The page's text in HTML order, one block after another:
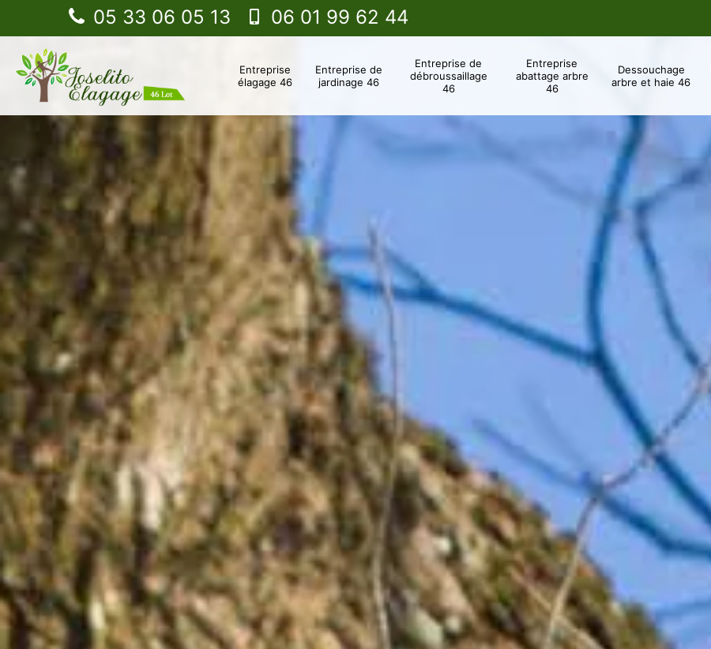
05 33 06 05 13 06 01 99 62 44
Entreprise
élagage 46
Entreprise de
jardinage 46
Entreprise de
débroussaillage
46
Entreprise
abattage arbre
46
Dessouchage
arbre et haie 46